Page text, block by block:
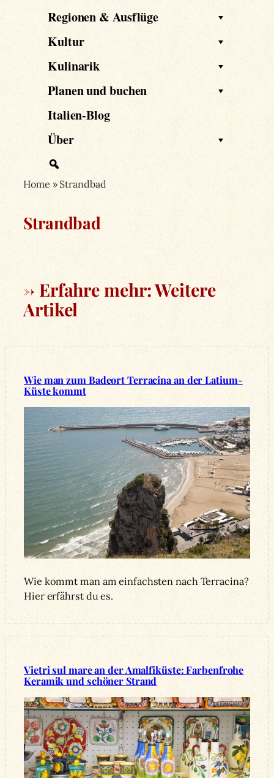
Regionen & Ausflüge
Kultur
Kulinarik
Planen und buchen
Italien-Blog
Über
Home » Strandbad
Strandbad
→ Erfahre mehr: Weitere
Artikel
Wie man zum Badeort Terracina an der Latium-
Küste kommt
Wie kommt man am einfachsten nach Terracina?
Hier erfährst du es.
Vietri sul mare an der Amalfiküste: Farbenfrohe
Keramik und schöner Strand